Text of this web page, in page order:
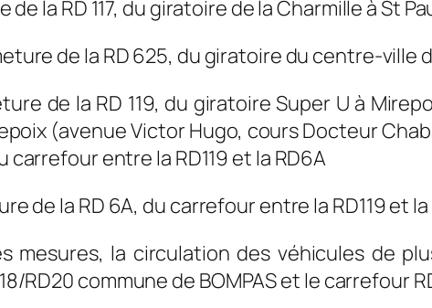
de la RD 117, du giratoire de la Charmille à St
de la RD 625, du giratoire du centre-ville
de la RD 119, du giratoire Super U à
(avenue Victor Hugo, cours Docteur
entre la RD119 et la RD6A
de la RD 6A, du carrefour entre la RD119 et
mesures, la circulation des véhicules de
RD20 commune de BOMPAS et le carrefour